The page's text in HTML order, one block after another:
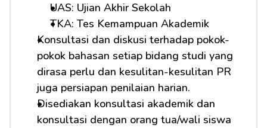
UAS: Ujian Akhir Sekolah
TKA: Tes Kemampuan Akademik
Konsultasi dan diskusi terhadap pokok-
pokok bahasan setiap bidang studi yang
dirasa perlu dan kesulitan-kesulitan PR
juga persiapan penilaian harian.
Disediakan konsultasi akademik dan
konsultasi dengan orang tua/wali siswa